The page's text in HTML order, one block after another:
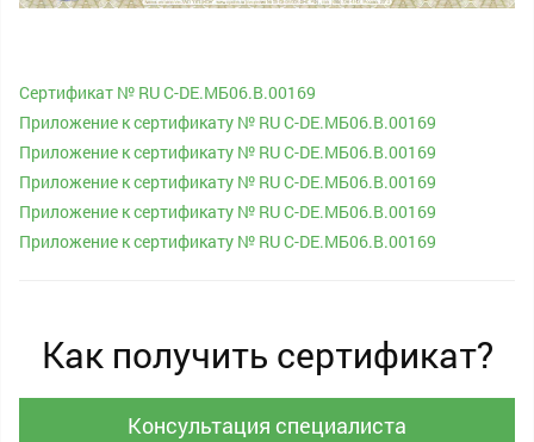
Сертификат № RU С-DE.МБ06.B.00169
Приложение к сертификату № RU С-DE.МБ06.B.00169
Приложение к сертификату № RU С-DE.МБ06.B.00169
Приложение к сертификату № RU С-DE.МБ06.B.00169
Приложение к сертификату № RU С-DE.МБ06.B.00169
Приложение к сертификату № RU С-DE.МБ06.B.00169
Как получить сертификат?
Консультация специалиста